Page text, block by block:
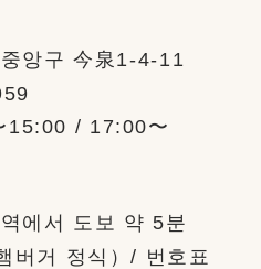
앙구 今泉1-4-11
15:00 / 17:00〜
에서 도보 약 5분
버거 정식）/ 번호표